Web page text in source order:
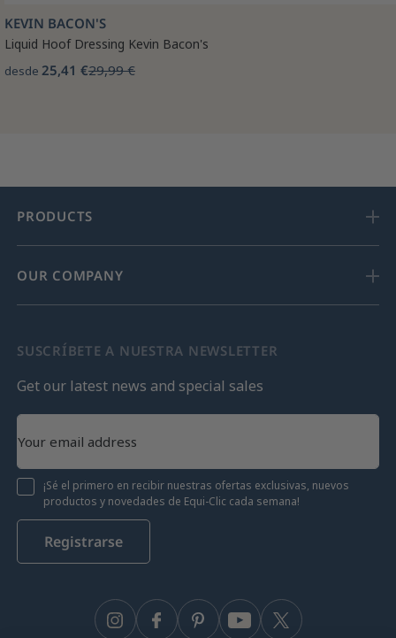
KEVIN BACON'S
Liquid Hoof Dressing Kevin Bacon's
desde 25,41 €29,99 €
PRODUCTS
OUR COMPANY
SUSCRÍBETE A NUESTRA NEWSLETTER
Get our latest news and special sales
¡Sé el primero en recibir nuestras ofertas exclusivas, nuevos
productos y novedades de Equi-Clic cada semana!
Registrarse
Facebook Twitter
YouTube
Pinterest
Instagram